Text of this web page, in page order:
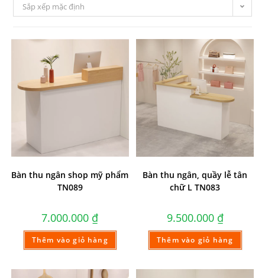
Sắp xếp mặc định
Bàn thu ngân shop mỹ phẩm
TN089
7.000.000 ₫
Thêm vào giỏ hàng
Bàn thu ngân, quầy lễ tân
chữ L TN083
9.500.000 ₫
Thêm vào giỏ hàng